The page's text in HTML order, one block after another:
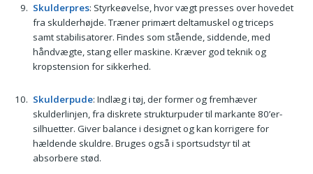
Skulderpres: Styrkeøvelse, hvor vægt presses over hovedet
fra skulderhøjde. Træner primært deltamuskel og triceps
samt stabilisatorer. Findes som stående, siddende, med
håndvægte, stang eller maskine. Kræver god teknik og
kropstension for sikkerhed.
Skulderpude: Indlæg i tøj, der former og fremhæver
skulderlinjen, fra diskrete strukturpuder til markante 80’er-
silhuetter. Giver balance i designet og kan korrigere for
hældende skuldre. Bruges også i sportsudstyr til at
absorbere stød.